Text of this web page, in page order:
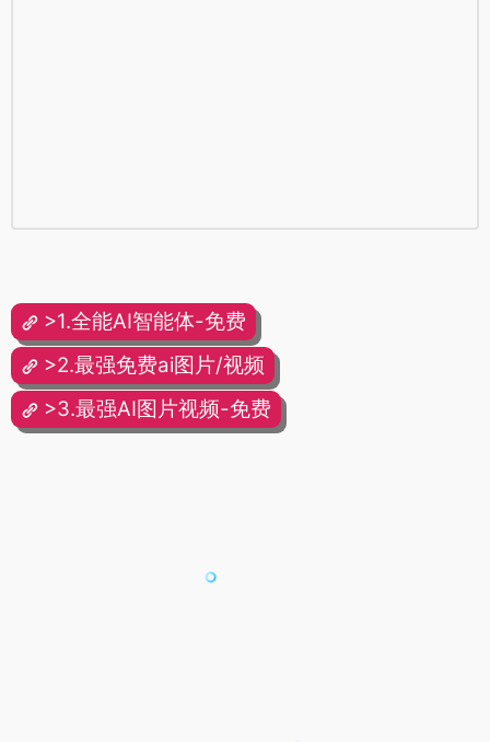
>1.全能AI智能体-免费
>2.最强免费ai图片/视频
>3.最强AI图片视频-免费